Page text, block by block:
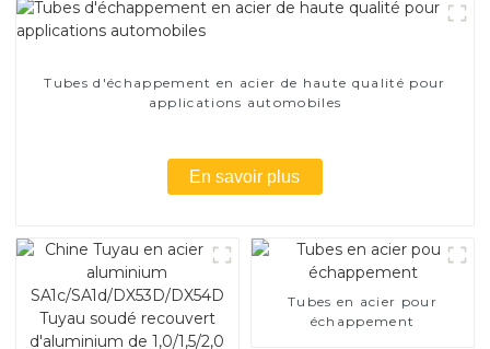
Tubes d'échappement en acier de haute qualité pour
applications automobiles
En savoir plus
Tubes en acier pour
échappement